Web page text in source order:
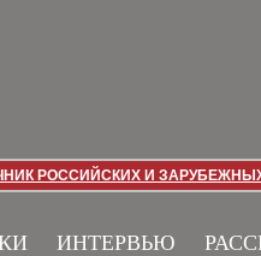
РОССИЙСКИХ И
ИНТЕРВЬЮ